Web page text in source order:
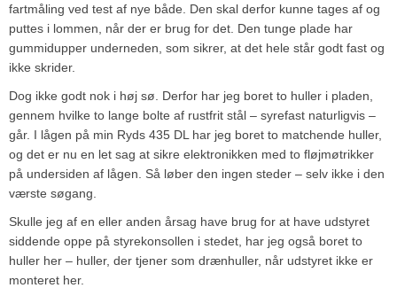
fartmåling ved test af nye både. Den skal derfor kunne tages af og
puttes i lommen, når der er brug for det. Den tunge plade har
gummidupper underneden, som sikrer, at det hele står godt fast og
ikke skrider.
Dog ikke godt nok i høj sø. Derfor har jeg boret to huller i pladen,
gennem hvilke to lange bolte af rustfrit stål – syrefast naturligvis –
går. I lågen på min Ryds 435 DL har jeg boret to matchende huller,
og det er nu en let sag at sikre elektronikken med to fløjmøtrikker
på undersiden af lågen. Så løber den ingen steder – selv ikke i den
værste søgang.
Skulle jeg af en eller anden årsag have brug for at have udstyret
siddende oppe på styrekonsollen i stedet, har jeg også boret to
huller her – huller, der tjener som drænhuller, når udstyret ikke er
monteret her.